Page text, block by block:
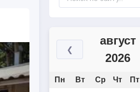
❮
август
2026
Пн Вт Ср Чт Пт